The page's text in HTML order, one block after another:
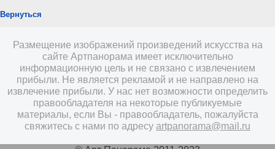
Вернуться
Размещение изображений произведений искусства на
сайте Артпанорама имеет исключительно
информационную цель и не связано с извлечением
прибыли. Не является рекламой и не направлено на
извлечение прибыли. У нас нет возможности определить
правообладателя на некоторые публикуемые
материалы, если Вы - правообладатель, пожалуйста
свяжитесь с нами по адресу artpanorama@mail.ru